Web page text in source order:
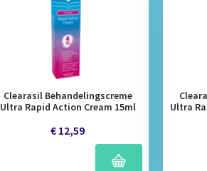
Clearasil Behandelingscreme
Ultra Rapid Action Cream 15ml
€ 12,59
Ultra